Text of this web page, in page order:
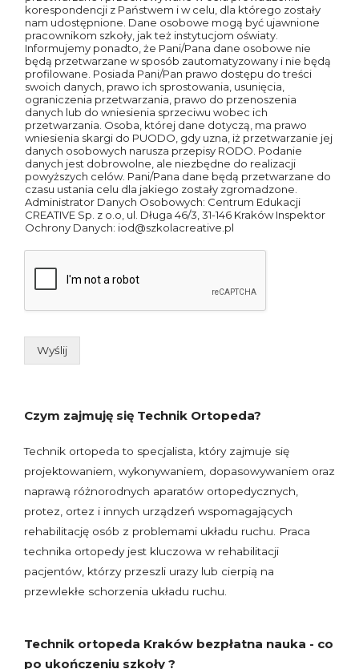
korespondencji z Państwem i w celu, dla którego zostały
nam udostępnione. Dane osobowe mogą być ujawnione
pracownikom szkoły, jak też instytucjom oświaty.
Informujemy ponadto, że Pani/Pana dane osobowe nie
będą przetwarzane w sposób zautomatyzowany i nie będą
profilowane. Posiada Pani/Pan prawo dostępu do treści
swoich danych, prawo ich sprostowania, usunięcia,
ograniczenia przetwarzania, prawo do przenoszenia
danych lub do wniesienia sprzeciwu wobec ich
przetwarzania. Osoba, której dane dotyczą, ma prawo
wniesienia skargi do PUODO, gdy uzna, iż przetwarzanie jej
danych osobowych narusza przepisy RODO. Podanie
danych jest dobrowolne, ale niezbędne do realizacji
powyższych celów. Pani/Pana dane będą przetwarzane do
czasu ustania celu dla jakiego zostały zgromadzone.
Administrator Danych Osobowych: Centrum Edukacji
CREATIVE Sp. z o.o, ul. Długa 46/3, 31-146 Kraków Inspektor
Ochrony Danych: iod@szkolacreative.pl
Wyślij
Czym zajmuję się Technik Ortopeda?
Technik ortopeda to specjalista, który zajmuje się
projektowaniem, wykonywaniem, dopasowywaniem oraz
naprawą różnorodnych aparatów ortopedycznych,
protez, ortez i innych urządzeń wspomagających
rehabilitację osób z problemami układu ruchu. Praca
technika ortopedy jest kluczowa w rehabilitacji
pacjentów, którzy przeszli urazy lub cierpią na
przewlekłe schorzenia układu ruchu.
Technik ortopeda Kraków bezpłatna nauka - co
po ukończeniu szkoły ?